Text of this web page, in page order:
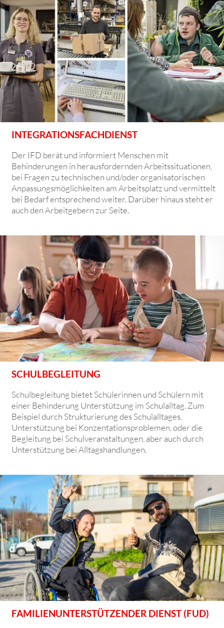
INTEGRATIONSFACHDIENST
Der IFD berät und informiert Menschen mit
Behinderungen in herausfordernden Arbeitssituationen,
bei Fragen zu technischen und/oder organisatorischen
Anpassungs­möglichkeiten am Arbeitsplatz und vermittelt
bei Bedarf entsprechend weiter. Darüber hinaus steht er
auch den Arbeitgebern zur Seite.
SCHULBEGLEITUNG
Schulbegleitung bietet Schülerinnen und Schülern mit
einer Behinderung Unterstützung im Schulalltag. Zum
Beispiel durch Strukturierung des Schulalltages,
Unterstützung bei Konzentationsproblemen, oder die
Begleitung bei Schulveranstaltungen, aber auch durch
Unterstützung bei Alltagshandlungen.
FAMILIENUNTERSTÜTZENDER DIENST (FUD)